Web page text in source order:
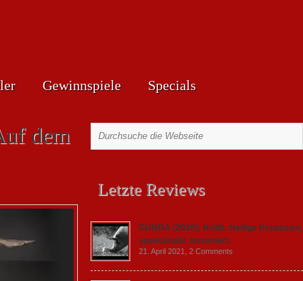
Gewinnspiele Specials
dem
Letzte Reviews
GUNDA (2020): Kritik. Heilige Kreaturen,
spektakulär inszeniert.
21. April 2021, 2 Comments